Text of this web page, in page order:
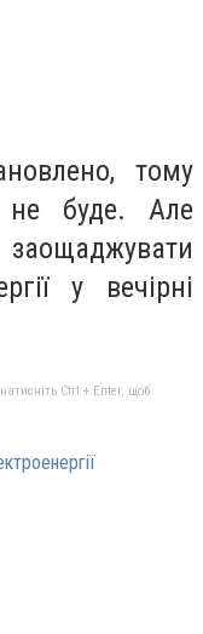
тому
не буде. Але
у вечірні
Ctrl + Enter, щоб